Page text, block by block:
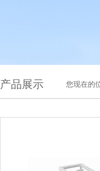
产品展示 您现在的